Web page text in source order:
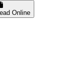
Online